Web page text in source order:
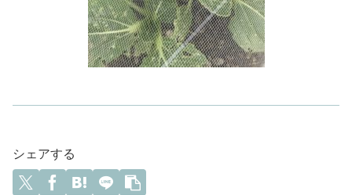
シェアする